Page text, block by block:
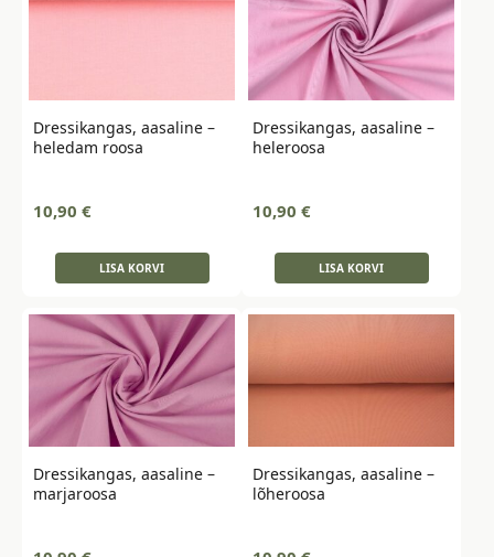
Dressikangas, aasaline –
heledam roosa
10,90 €
LISA KORVI
Dressikangas, aasaline –
heleroosa
10,90 €
LISA KORVI
Dressikangas, aasaline –
marjaroosa
Dressikangas, aasaline –
lõheroosa